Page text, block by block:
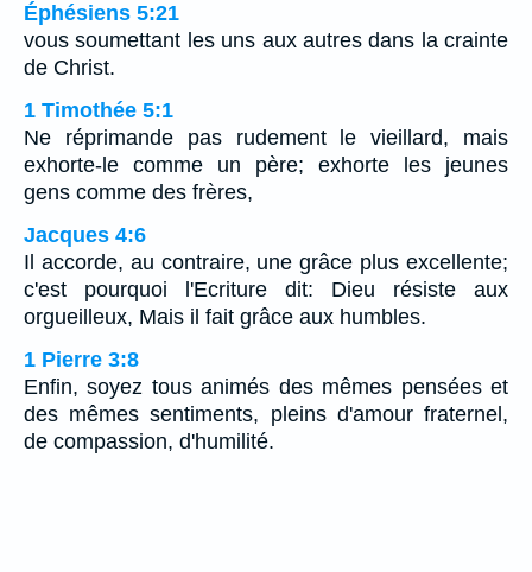
Éphésiens 5:21
vous soumettant les uns aux autres dans la crainte
de Christ.
1 Timothée 5:1
Ne réprimande pas rudement le vieillard, mais
exhorte-le comme un père; exhorte les jeunes
gens comme des frères,
Jacques 4:6
Il accorde, au contraire, une grâce plus excellente;
c'est pourquoi l'Ecriture dit: Dieu résiste aux
orgueilleux, Mais il fait grâce aux humbles.
1 Pierre 3:8
Enfin, soyez tous animés des mêmes pensées et
des mêmes sentiments, pleins d'amour fraternel,
de compassion, d'humilité.